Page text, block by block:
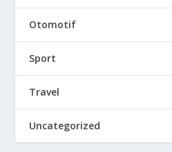
Otomotif
Sport
Travel
Uncategorized